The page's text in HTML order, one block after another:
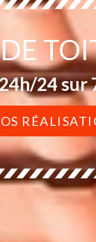
24 sur